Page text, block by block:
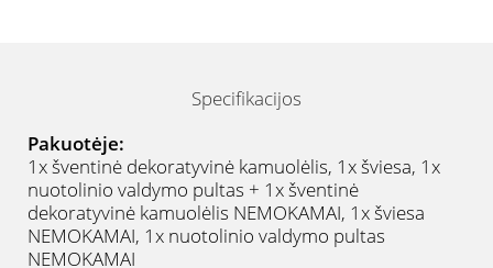
Specifikacijos
Pakuotėje:
1x šventinė dekoratyvinė kamuolėlis, 1x šviesa, 1x
nuotolinio valdymo pultas + 1x šventinė
dekoratyvinė kamuolėlis NEMOKAMAI, 1x šviesa
NEMOKAMAI, 1x nuotolinio valdymo pultas
NEMOKAMAI